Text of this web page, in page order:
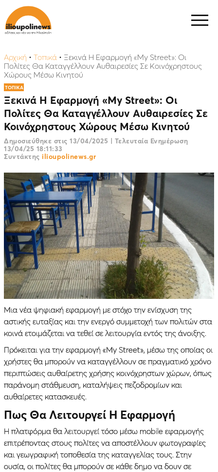
Αρχική • Τοπικά • Ξεκινά Η Εφαρμογή «My Street»: Οι
Πολίτες Θα Καταγγέλλουν Αυθαιρεσίες Σε Κοινόχρηστους
Χώρους Μέσω Κινητού
ΤΟΠΙΚΑ
Ξεκινά Η Εφαρμογή «My Street»: Οι
Πολίτες Θα Καταγγέλλουν Αυθαιρεσίες Σε
Κοινόχρηστους Χώρους Μέσω Κινητού
Δημοσιεύθηκε στις 13/04/2025 | Τελευταία Ενημέρωση
13/04/25 18:11:33
Συντάκτης ilioupolinews.gr
Μια νέα ψηφιακή εφαρμογή με στόχο την ενίσχυση της
αστικής ευταξίας και την ενεργό συμμετοχή των πολιτών στα
κοινά ετοιμάζεται να τεθεί σε λειτουργία εντός της άνοιξης.
Πρόκειται για την εφαρμογή «My Street», μέσω της οποίας οι
χρήστες θα μπορούν να καταγγέλλουν σε πραγματικό χρόνο
περιπτώσεις αυθαίρετης χρήσης κοινόχρηστων χώρων, όπως
παράνομη στάθμευση, καταλήψεις πεζοδρομίων και
αυθαίρετες κατασκευές.
Πως Θα Λειτουργεί Η Εφαρμογή
Η πλατφόρμα θα λειτουργεί τόσο μέσω mobile εφαρμογής
επιτρέποντας στους πολίτες να αποστέλλουν φωτογραφίες
και γεωγραφική τοποθεσία της καταγγελίας τους. Στην
ουσία, οι πολίτες θα μπορούν σε κάθε δημο να δουν σε